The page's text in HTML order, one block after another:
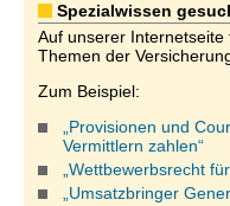
Spezialwissen
Auf unserer
Themen der
Zum Beispiel:
„Provisionen und
Vermittlern zahlen“
„Wettbewerbsrecht
„Umsatzbringer